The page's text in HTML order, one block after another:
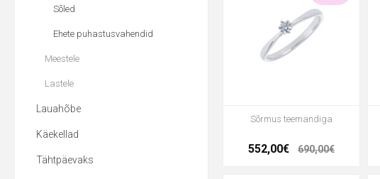
Sõrmus teemandiga
552,00€ 690,00€
Sõled
Ehete puhastusvahendid
Meestele
Lastele
Lauahõbe
Käekellad
Tähtpäevaks